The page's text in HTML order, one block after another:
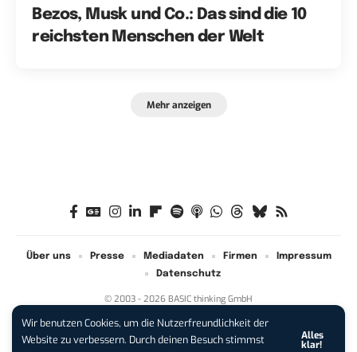
Wir benutzen Cookies, um die Nutzerfreundlichkeit der
Website zu verbessern. Durch deinen Besuch stimmst
Alles
klar!
Bezos, Musk und Co.: Das sind die 10
reichsten Menschen der Welt
Mehr anzeigen
© 2003 - 2026 BASIC thinking GmbH
Über uns Presse Mediadaten Firmen
Impressum
Datenschutz
iPhone 17 Pro sichern:Für 1 € +